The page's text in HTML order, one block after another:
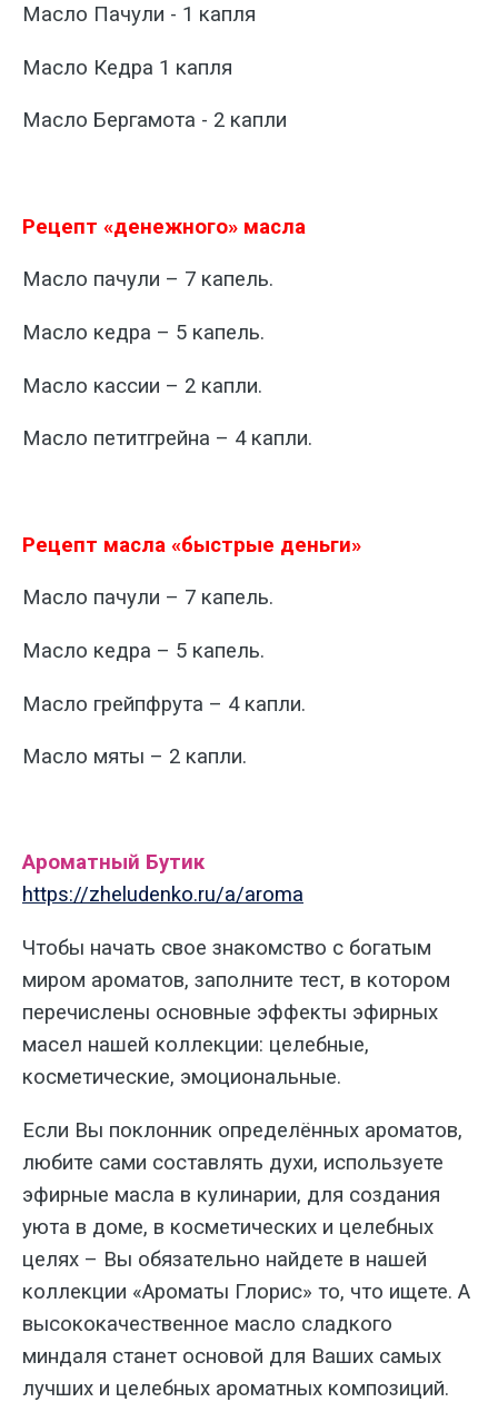
Масло Пачули - 1 капля
Масло Кедра 1 капля
Масло Бергамота - 2 капли
Рецепт «денежного» масла
Масло пачули – 7 капель.
Масло кедра – 5 капель.
Масло кассии – 2 капли.
Масло петитгрейна – 4 капли.
Рецепт масла «быстрые деньги»
Масло пачули – 7 капель.
Масло кедра – 5 капель.
Масло грейпфрута – 4 капли.
Масло мяты – 2 капли.
Ароматный Бутик
https://zheludenko.ru/a/aroma
Чтобы начать свое знакомство с богатым
миром ароматов, заполните тест, в котором
перечислены основные эффекты эфирных
масел нашей коллекции: целебные,
косметические, эмоциональные.
Если Вы поклонник определённых ароматов,
любите сами составлять духи, используете
эфирные масла в кулинарии, для создания
уюта в доме, в косметических и целебных
целях – Вы обязательно найдете в нашей
коллекции «Ароматы Глорис» то, что ищете. А
высококачественное масло сладкого
миндаля станет основой для Ваших самых
лучших и целебных ароматных композиций.